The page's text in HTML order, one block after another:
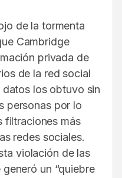
de la tormenta
Cambridge
privada de
de la red social
los obtuvo sin
personas por lo
filtraciones más
redes sociales.
violación de las
un “quiebre